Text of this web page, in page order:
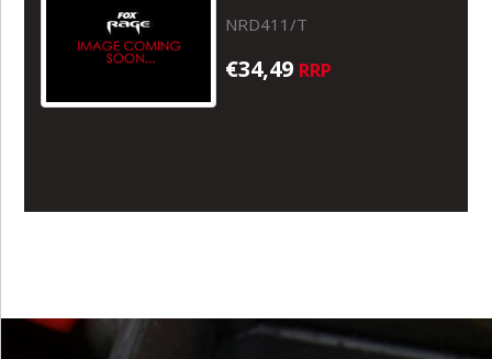
NRD411/T
€34,49 RRP